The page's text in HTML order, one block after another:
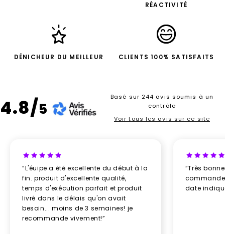
RÉACTIVITÉ
DÉNICHEUR DU MEILLEUR CLIENTS 100% SATISFAITS
4.8/5
Basé sur 244 avis soumis à un
contrôle
Voir tous les avis sur ce site
“L'éuipe a été excellente du début à la
fin. produit d'excellente qualité,
temps d'exécution parfait et produit
livré dans le délais qu'on avait
besoin... moins de 3 semaines! je
recommande vivement!”
“Très
date